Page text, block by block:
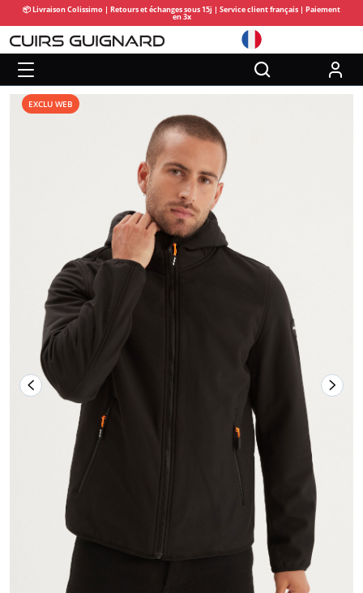
📦 Livraison Colissimo | Retours et échanges sous 15j | Service client français | Paiement
en 3x
EXCLU WEB